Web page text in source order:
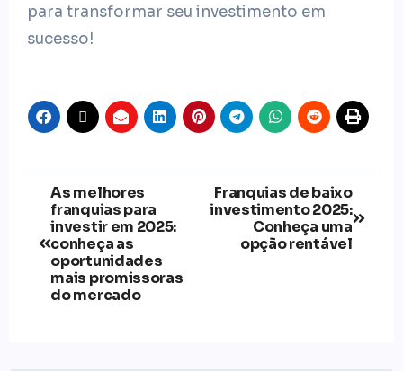
para transformar seu investimento em
sucesso!
As melhores
franquias para
investir em 2025:
conheça as
oportunidades
mais promissoras
do mercado
Franquias de baixo
investimento 2025:
Conheça uma
opção rentável